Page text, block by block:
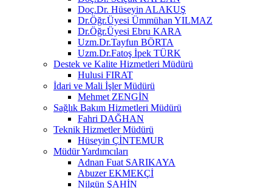
Doç.Dr. Hüseyin ALAKUŞ
Dr.Öğr.Üyesi Ümmühan YILMAZ
Dr.Öğr.Üyesi Ebru KARA
Uzm.Dr.Tayfun BÖRTA
Uzm.Dr.Fatoş İpek TÜRK
Destek ve Kalite Hizmetleri Müdürü
Hulusi FIRAT
İdari ve Mali İşler Müdürü
Mehmet ZENGİN
Sağlık Bakım Hizmetleri Müdürü
Fahri DAĞHAN
Teknik Hizmetler Müdürü
Hüseyin ÇİNTEMUR
Müdür Yardımcıları
Adnan Fuat SARIKAYA
Abuzer EKMEKÇİ
Nilgün ŞAHİN